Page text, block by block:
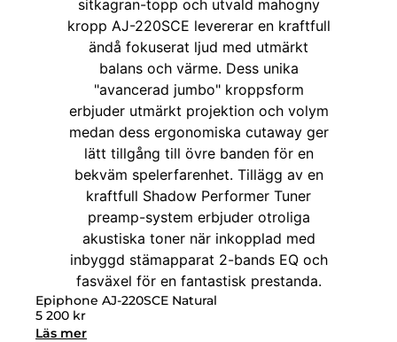
Epiphone AJ-220SCE Natural
5 200 kr
Läs mer